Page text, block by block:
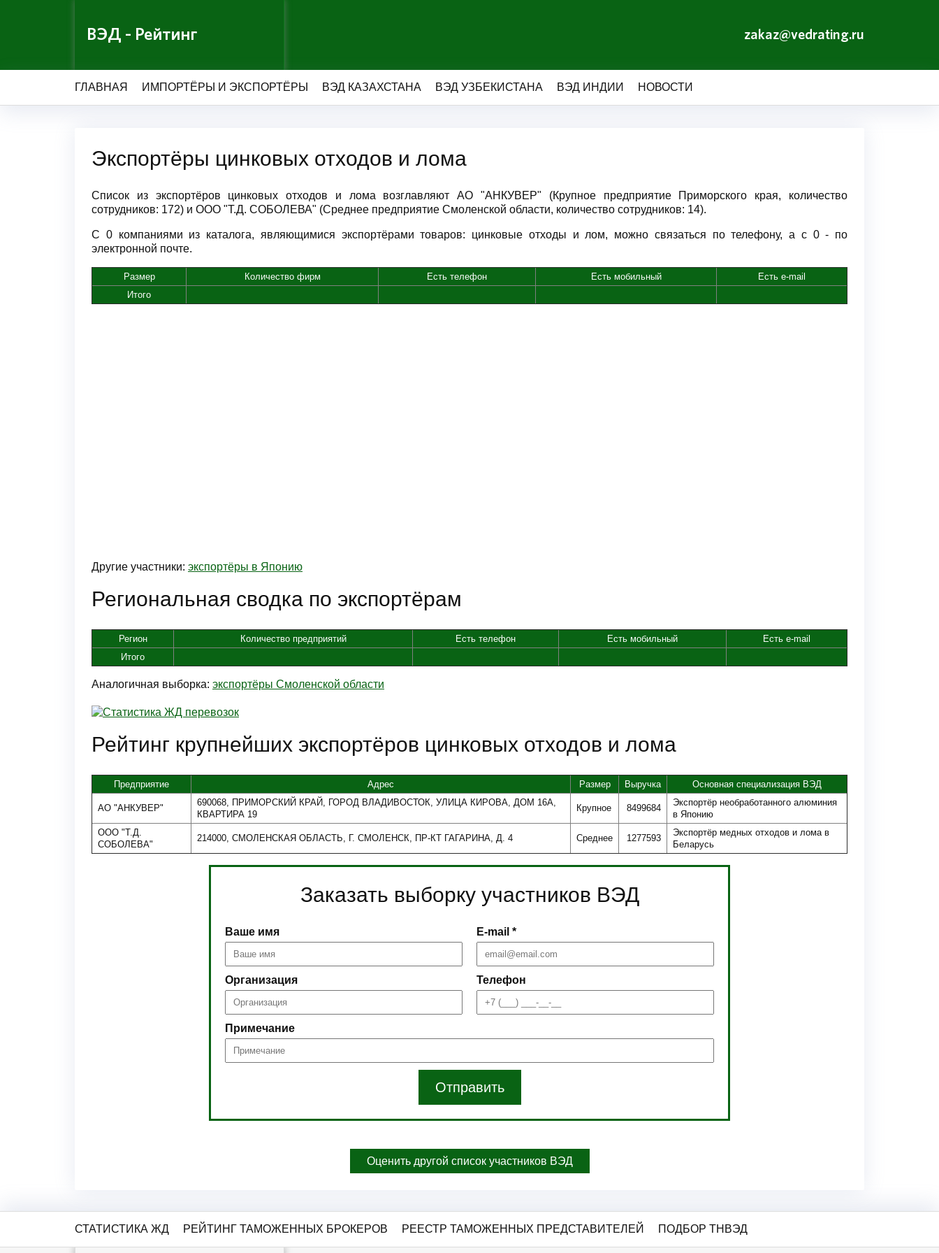
ВЭД - Рейтинг zakaz@vedrating.ru
ГЛАВНАЯ ИМПОРТЁРЫ И ЭКСПОРТЁРЫ ВЭД КАЗАХСТАНА ВЭД УЗБЕКИСТАНА ВЭД ИНДИИ НОВОСТИ
Экспортёры цинковых отходов и лома
Список из экспортёров цинковых отходов и лома возглавляют АО "АНКУВЕР" (Крупное предприятие Приморского края, количество
сотрудников: 172) и ООО "Т.Д. СОБОЛЕВА" (Среднее предприятие Смоленской области, количество сотрудников: 14).
С 0 компаниями из каталога, являющимися экспортёрами товаров: цинковые отходы и лом, можно связаться по телефону, а с 0 - по
электронной почте.
Размер Количество фирм Есть телефон Есть мобильный
Есть e-mail
Итого
Другие участники: экспортёры в Японию
Региональная сводка по экспортёрам
Регион Количество предприятий Есть телефон Есть мобильный
Есть e-mail
Итого
Аналогичная выборка: экспортёры Смоленской области
Рейтинг крупнейших экспортёров цинковых отходов и лома
Предприятие Адрес Размер Выручка Основная специализация ВЭД
АО "АНКУВЕР"
690068, ПРИМОРСКИЙ КРАЙ, ГОРОД ВЛАДИВОСТОК, УЛИЦА КИРОВА, ДОМ 16А,
КВАРТИРА 19
Крупное 8499684
Экспортёр необработанного алюминия
в Японию
ООО "Т.Д.
СОБОЛЕВА"
214000, СМОЛЕНСКАЯ ОБЛАСТЬ, Г. СМОЛЕНСК, ПР-КТ ГАГАРИНА, Д. 4 Среднее 1277593
Экспортёр медных отходов и лома в
Беларусь
Заказать выборку участников ВЭД
Ваше имя E-mail *
Организация Телефон
Примечание
Отправить
Оценить другой список участников ВЭД
СТАТИСТИКА ЖД РЕЙТИНГ ТАМОЖЕННЫХ БРОКЕРОВ РЕЕСТР ТАМОЖЕННЫХ ПРЕДСТАВИТЕЛЕЙ ПОДБОР ТНВЭД